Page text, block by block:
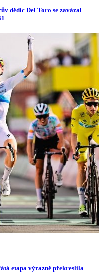
dědic Del Toro se zavázal
etapa výrazně překreslila